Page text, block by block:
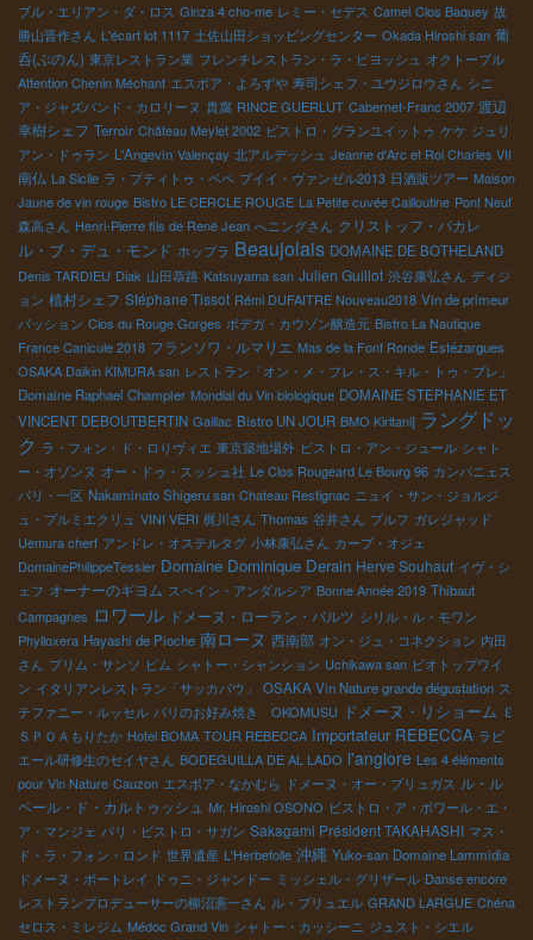
ブル・エリアン・ダ・ロス Ginza 4 cho-me レミー・セデス Camel Clos Baquey 故
勝山晋作さん L'écart lot 1117 土佐山田ショッピングセンター Okada Hiroshi san 葡
呑(ぶのん) 東京レストラン業 フレンチレストラン・ラ・ピヨッシュ オクトーブル
Attention Chenin Méchant エスポア・よろずや 寿司シェフ・ユウジロウさん シニ
ア・ジャズバンド・カロリーヌ 貴腐 RINCE GUERLUT Cabernet-Franc 2007 渡辺
幸樹シェフ Terroir Château Meylet 2002 ビストロ・グランユイットゥ ケケ ジュリ
アン・ドゥラン L'Angevin Valençay 北アルデッシュ Jeanne d'Arc et Roi Charles VII
南仏 La Sicile ラ・プティトゥ・ペペ プイイ・ヴァンゼル2013 日酒販ツアー Maison
Jaune de vin rouge Bistro LE CERCLE ROUGE La Petite cuvée Cailloutine Pont Neuf
森高さん Henri-Pierre fils de René Jean へニングさん クリストッフ・パカレ
ル・ブ・デュ・モンド ホップラ Beaujolais DOMAINE DE BOTHELAND
Denis TARDIEU Diak 山田恭路 Katsuyama san Julien Guillot 渋谷康弘さん ディジ
ョン 植村シェフ Stéphane Tissot Rémi DUFAITRE Nouveau2018 Vin de primeur
パッション Clos du Rouge Gorges ボデガ・カウゾン醸造元 Bistro La Nautique
France Canicule 2018 フランソワ・ルマリエ Mas de la Font Ronde Estézargues
OSAKA Daikin KIMURA san レストラン「オン・メ・フレ・ス・キル・トゥ・プレ」
Domaine Raphael Champier Mondial du Vin biologique DOMAINE STEPHANIE ET
VINCENT DEBOUTBERTIN Gaillac Bistro UN JOUR BMO Kiritani] ラングドッ
ク ラ・フォン・ド・ロりヴィエ 東京築地場外 ビストロ・アン・ジュール シャト
ー・オゾンヌ オー・ドゥ・スッシュ社 Le Clos Rougeard Le Bourg 96 カンパニェス
パリ・一区 Nakaminato Shigeru san Chateau Restignac ニュイ・サン・ジョルジ
ュ・プルミエクリュ VINI VERI 梶川さん Thomas 谷井さん プルフ ガレジャッド
Uemura cherf アンドレ・オステルタグ 小林康弘さん カーブ・オジェ
DomainePhilippeTessier Domaine Dominique Derain Herve Souhaut イヴ・シ
ェフ オーナーのギヨム スペイン・アンダルシア Bonne Année 2019 Thibaut
Campagnes ロワール ドメーヌ・ローラン・バルツ シリル・ル・モワン
Phylloxera Hayashi de Pioche 南ローヌ 西南部 オン・ジュ・コネクション 内田
さん プリム・サンソ ビム シャトー・シャンション Uchikawa san ビオトップワイ
ン イタリアンレストラン「サッカパウ」 OSAKA Vin Nature grande dégustation ス
テファニー・ルッセル パリのお好み焼き OKOMUSU ドメーヌ・リショーム Ｅ
ＳＰＯＡもりたか Hotel BOMA TOUR REBECCA Importateur REBECCA ラピ
エール研修生のセイヤさん BODEGUILLA DE AL LADO l'anglore Les 4 éléments
pour Vin Nature Cauzon エスポア・なかむら ドメーヌ・オー・ブリュガス ル・ル
ペール・ド・カルトゥッシュ Mr. Hiroshi OSONO ビストロ・ア・ボワール・エ・
ア・マンジェ パリ・ビストロ・サガン Sakagami Président TAKAHASHI マス・
ド・ラ・フォン・ロンド 世界遺産 L'Herbefolle 沖縄 Yuko-san Domaine Lammidia
ドメーヌ・ボートレイ
ドゥニ・ジャンドー ミッシェル・グリザール Danse encore
レストランプロデューサーの柳沼憲一さん ル・ブリュエル GRAND LARGUE Chéna
セロス・ミレジム Médoc Grand Vin シャトー・カッシーニ ジュスト・シエル